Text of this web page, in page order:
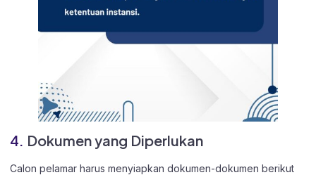
4. Dokumen yang Diperlukan
Calon pelamar harus menyiapkan dokumen-dokumen berikut